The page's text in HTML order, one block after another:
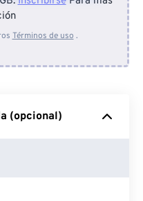
Términos de uso .
(opcional)